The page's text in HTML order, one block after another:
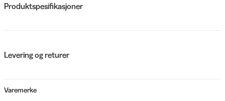
Produktspesifikasjoner
Levering og returer
Varemerke